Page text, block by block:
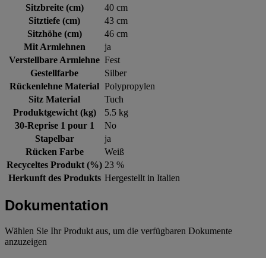
Sitzbreite (cm)
40 cm
Sitztiefe (cm)
43 cm
Sitzhöhe (cm)
46 cm
Mit Armlehnen
ja
Verstellbare Armlehne Fest
Gestellfarbe
Silber
Rückenlehne Material Polypropylen
Sitz Material
Tuch
Produktgewicht (kg)
5.5 kg
30-Reprise 1 pour 1
No
Stapelbar
ja
Rücken Farbe
Weiß
Recyceltes Produkt (%) 23 %
Herkunft des Produkts Hergestellt in Italien
Dokumentation
Wählen Sie Ihr Produkt aus, um die verfügbaren Dokumente
anzuzeigen